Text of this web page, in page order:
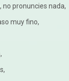
no pronuncies nada,
muy fino,